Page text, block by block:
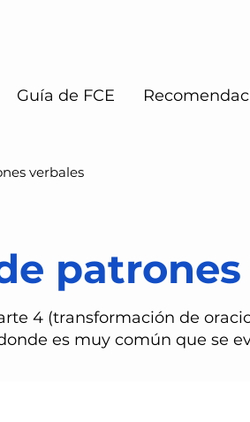
Guía de FCE
verbales
4 (transformación de
es muy común que se